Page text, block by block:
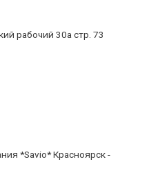
рабочий 30а стр. 73
*Savio* Красноярск -